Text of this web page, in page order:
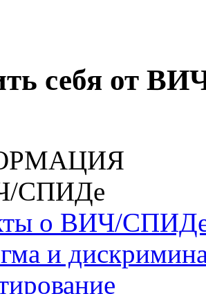
себя от
СПИДе
о ВИЧ/
и